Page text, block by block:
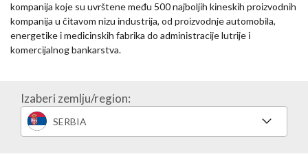
kompanija koje su uvrštene među 500 najboljih kineskih proizvodnih
kompanija u čitavom nizu industrija, od proizvodnje automobila,
energetike i medicinskih fabrika do administracije lutrije i
komercijalnog bankarstva.
Izaberi zemlju/region:
SERBIA